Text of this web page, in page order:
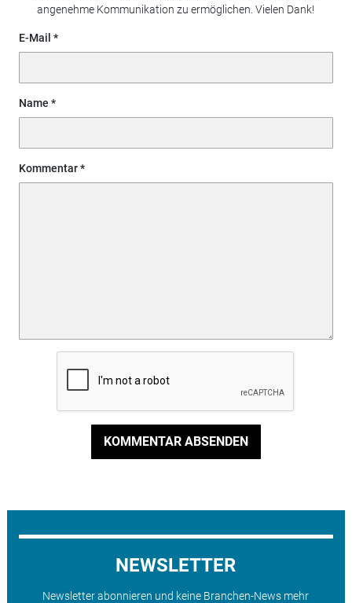
angenehme Kommunikation zu ermöglichen. Vielen Dank!
E-Mail
Name
Kommentar
KOMMENTAR ABSENDEN
NEWSLETTER
Newsletter abonnieren und keine Branchen-News mehr